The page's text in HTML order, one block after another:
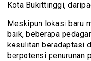
Kota Bukittinggi,
Meskipun lokasi baru
baik, beberapa
kesulitan beradaptasi
berpotensi penurunan